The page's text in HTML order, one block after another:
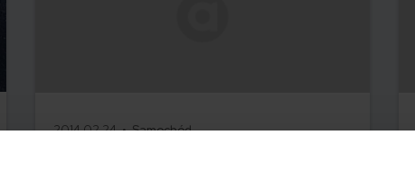
2014.02.24 •Samochód